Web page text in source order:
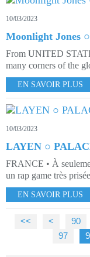
10/03/2023
Moonlight Jones
From UNITED
many corners of the
EN SAVOIR PLUS
10/03/2023
LAYEN ○
FRANCE • À
un rap game très
EN SAVOIR PLUS
<< < 10
20
30
40
50
60
70
80
90
97